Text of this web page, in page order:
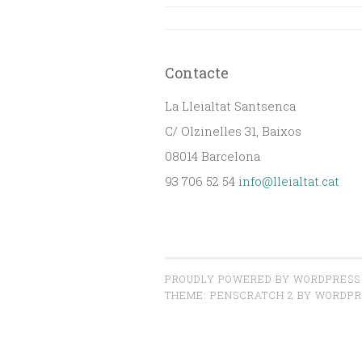
Contacte
La Lleialtat Santsenca
C/ Olzinelles 31, Baixos
08014 Barcelona
93 706 52 54 info@lleialtat.cat
PROUDLY POWERED BY WORDPRESS
THEME: PENSCRATCH 2 BY